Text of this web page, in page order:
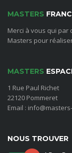
MASTERS
Merci à vous qui par
Masters pour
MASTERS
1 Rue Paul Richet
22120 Pommeret
Email :
NOUS TROUVER